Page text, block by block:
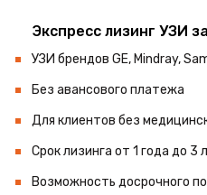
Экспресс лизинг УЗИ
УЗИ брендов GE, Mindray,
Без авансового платежа
Для клиентов без
Срок лизинга от 1 года до 3
Возможность досрочного